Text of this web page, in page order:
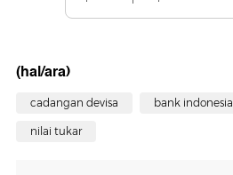
(hal/ara)
cadangan devisa bank indonesia
nilai tukar